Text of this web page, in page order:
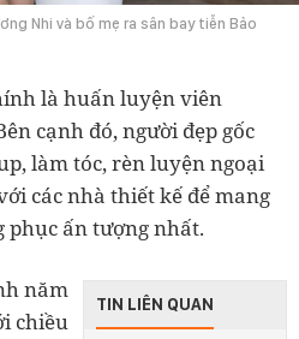
Nhi và bố mẹ ra sân bay tiễn Bảo
là huấn luyện viên
cạnh đó, người đẹp gốc
làm tóc, rèn luyện ngoại
các nhà thiết kế để mang
ấn tượng nhất.
TIN LIÊN QUAN
năm
chiều